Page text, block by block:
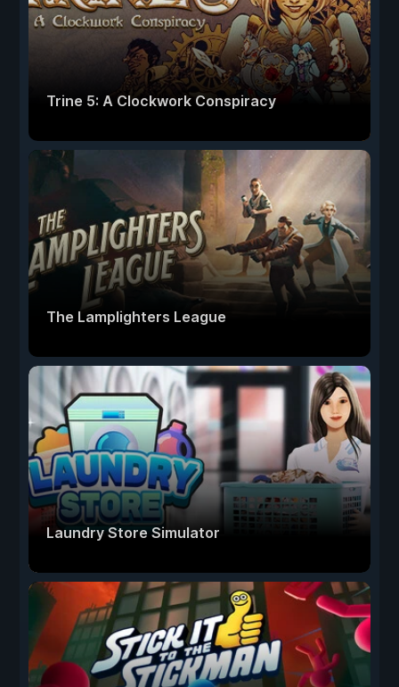
Trine 5: A Clockwork Conspiracy
The Lamplighters League
Laundry Store Simulator